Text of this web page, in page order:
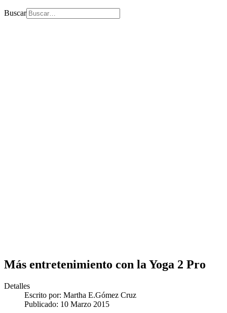
Buscar
Más entretenimiento con la Yoga 2 Pro
Detalles
Escrito por: Martha E.Gómez Cruz
Publicado: 10 Marzo 2015